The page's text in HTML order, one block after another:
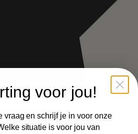
voor jou!
vraag en schrijf je in voor onze
situatie is voor jou van